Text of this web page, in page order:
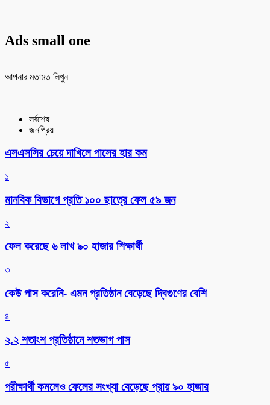
Ads small one
আপনার মতামত লিখুন
সর্বশেষ
জনপ্রিয়
এসএসসির চেয়ে দাখিলে পাসের হার কম
১
মানবিক বিভাগে প্রতি ১০০ ছাত্রে ফেল ৫৯ জন
২
ফেল করেছে ৬ লাখ ৯০ হাজার শিক্ষার্থী
৩
কেউ পাস করেনি- এমন প্রতিষ্ঠান বেড়েছে দ্বিগুণের বেশি
৪
২.২ শতাংশ প্রতিষ্ঠানে শতভাগ পাস
৫
পরীক্ষার্থী কমলেও ফেলের সংখ্যা বেড়েছে প্রায় ৯০ হাজার